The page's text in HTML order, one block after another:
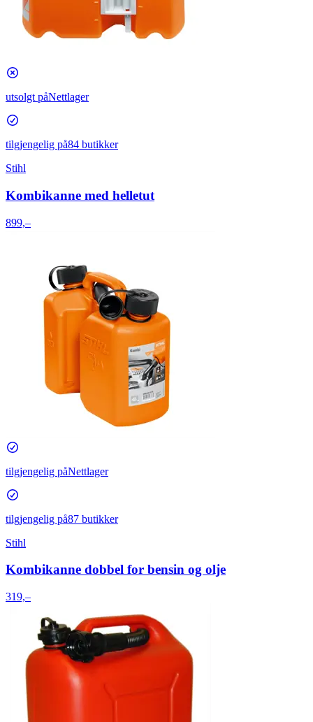
utsolgt påNettlager
tilgjengelig på84 butikker
Stihl
Kombikanne med helletut
899,–
tilgjengelig påNettlager
tilgjengelig på87 butikker
Stihl
Kombikanne dobbel for bensin og olje
319,–